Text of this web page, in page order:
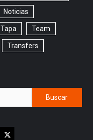
Noticias
Tapa Team
Transfers